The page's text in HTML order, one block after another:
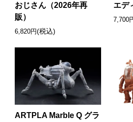
おじさん（2026年再
販）
6,820円(税込)
エデ
7,700
ARTPLA Marble Q グラ